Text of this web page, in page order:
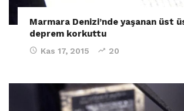
Marmara Denizi’nde yaşanan üst
deprem korkuttu
Kas 17, 2015 20